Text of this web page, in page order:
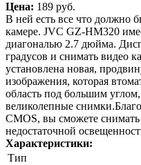
Цена: 189 pуб.
В ней есть все что должно
камере. JVC GZ-HM320
диагональю 2.7 дюйма.
градусов и снимать видео
установлена новая,
изображения, которая
область под большим
великолепные
CMOS, вы сможете
недостаточной
Характеристики:
Тип